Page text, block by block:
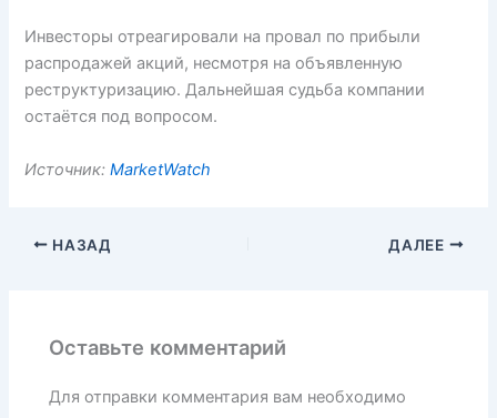
Инвесторы отреагировали на провал по прибыли
распродажей акций, несмотря на объявленную
реструктуризацию. Дальнейшая судьба компании
остаётся под вопросом.
Источник:MarketWatch
НАЗАД ДАЛЕЕ
Оставьте комментарий
Для отправки комментария вам необходимо